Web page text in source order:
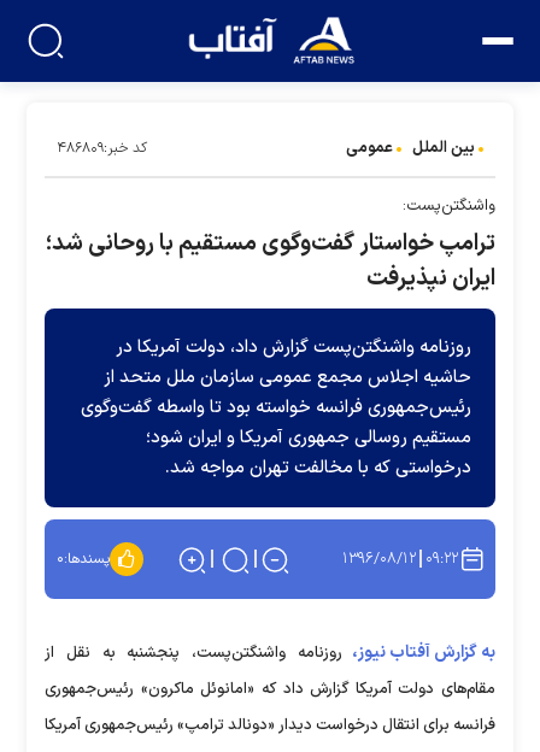
بین الملل عمومی کد خبر:۴۸۶۸۰۹
واشنگتن‌پست:
ترامپ خواستار گفت‌وگوی مستقیم با روحانی شد؛
ایران نپذیرفت
روزنامه واشنگتن‌پست گزارش داد، دولت آمریکا در
حاشیه اجلاس مجمع عمومی سازمان ملل متحد از
رئیس‌جمهوری فرانسه خواسته بود تا واسطه گفت‌وگوی
مستقیم روسالی جمهوری آمریکا و ایران شود؛
درخواستی که با مخالفت تهران مواجه شد.
۰۹:۲۲ ۱۳۹۶/۰۸/۱۲ پسندها:۰
به گزارش آفتاب نیوز، روزنامه واشنگتن‌پست، پنجشنبه به نقل از
مقام‌های دولت آمریکا گزارش داد که «امانوئل ماکرون» رئیس‌جمهوری
فرانسه برای انتقال درخواست دیدار «دونالد ترامپ» رئیس‌جمهوری آمریکا